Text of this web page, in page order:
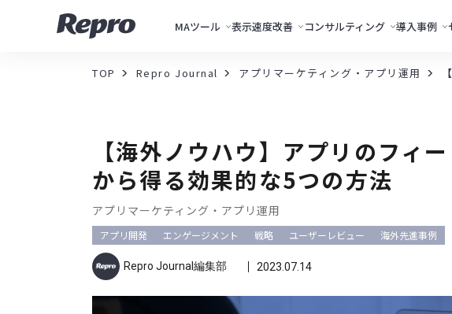
MAツール 表示速度改善 コンサルティング 導入事例
TOP Repro Journal アプリマーケティング・アプリ運用
【海外ノウハウ】アプリのフィ
から得る効果的な5つの方法
アプリマーケティング・アプリ運用
アプリ開発 エンゲージメント 戦略 ユーザーレビュー 海外先進事例
Repro Journal編集部 2023.07.14